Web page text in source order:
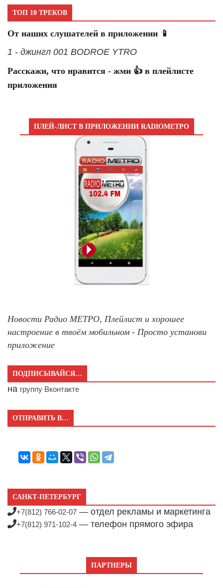
ТОП 10 ТРЕКОВ
От наших слушателей в приложении 📱
1 - джингл 001 BODROE YTRO
Расскажи, что нравится - жми 👍 в плейлисте
приложения
ПЛЕЙ-ЛИСТ В ПРИЛОЖЕНИИ RADIOМЕТРО
Новости Радио МЕТРО, Плейлист и хорошее
настроение в твоём мобильном - Просто установи
приложение
ПОДПИСЫВАЙСЯ…
на группу Вконтакте
ОТПРАВИТЬ В…
САНКТ-ПЕТЕРБУРГ
+7(812) 766-02-07 — отдел рекламы и маркетинга
+7(812) 971-102-4 — телефон прямого эфира
ПАРТНЕРЫ